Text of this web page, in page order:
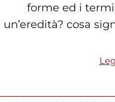
forme ed i
un’eredità? cosa